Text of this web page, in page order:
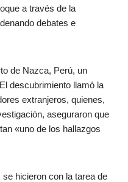
a través de la
debates e
de Nazca, Perú, un
descubrimiento llamó la
extranjeros, quienes,
aseguraron que
«uno de los hallazgos
hicieron con la tarea de